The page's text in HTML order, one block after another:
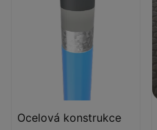
Ocelová konstrukce